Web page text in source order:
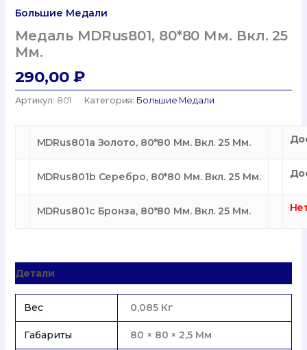
Большие Медали
Медаль MDRus801, 80*80 Мм. Вкл. 25
Мм.
290,00 ₽
Артикул: 801 Категория: Большие Медали
MDRus801a Золото, 80*80 Мм. Вкл. 25 Мм.
MDRus801b Серебро, 80*80 Мм. Вкл. 25 Мм.
MDRus801c Бронза, 80*80 Мм. Вкл. 25 Мм.
Детали
Вес 0,085 Кг
Габариты 80 × 80 × 2,5 Мм